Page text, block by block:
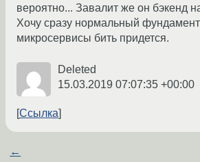
вероятно... Завалит же он бэкенд
Хочу сразу нормальный
микросервисы бить придется.
Deleted
15.03.2019 07:07:35 +00:00
Ссылка
←